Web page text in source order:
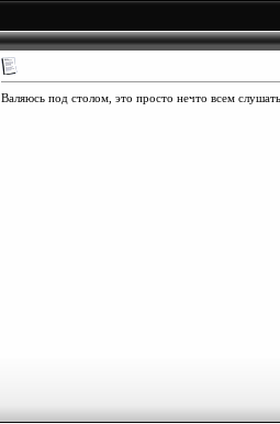
Валяюсь под столом, это просто нечто всем